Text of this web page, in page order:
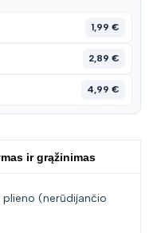
1,99 €
2,89 €
4,99 €
ir grąžinimas
plieno (nerūdijančio